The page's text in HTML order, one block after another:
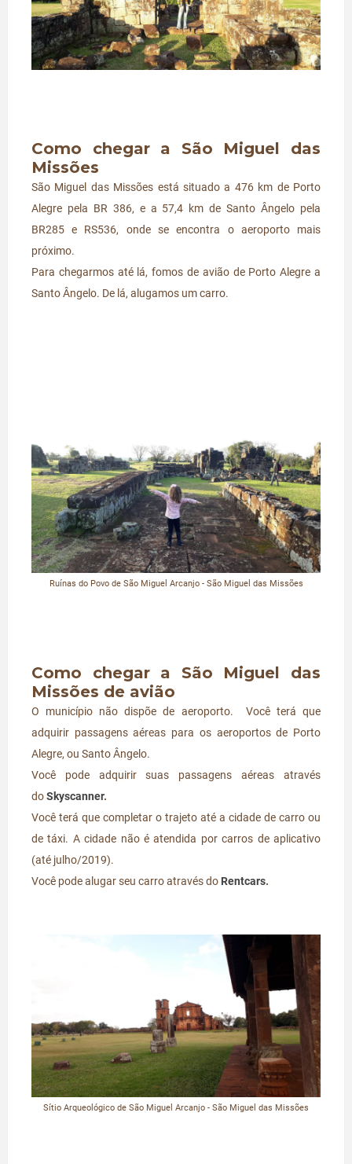
Como chegar a São Miguel das
Missões
São Miguel das Missões está situado a 476 km de Porto
Alegre pela BR 386, e a 57,4 km de Santo Ângelo pela
BR285 e RS536, onde se encontra o aeroporto mais
próximo.
Para chegarmos até lá, fomos de avião de Porto Alegre a
Santo Ângelo. De lá, alugamos um carro.
Ruínas do Povo de São Miguel Arcanjo - São Miguel das Missões
Como chegar a São Miguel das
Missões de avião
O município não dispõe de aeroporto. Você terá que
adquirir passagens aéreas para os aeroportos de Porto
Alegre, ou Santo Ângelo.
Você pode adquirir suas passagens aéreas através
doSkyscanner.
Você terá que completar o trajeto até a cidade de carro ou
de táxi. A cidade não é atendida por carros de aplicativo
(até julho/2019).
Você pode alugar seu carro através do Rentcars.
Sítio Arqueológico de São Miguel Arcanjo - São Miguel das Missões